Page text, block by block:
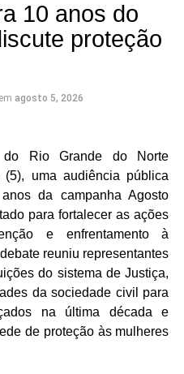
10 anos do
proteção
em agosto 5, 2026
do Rio Grande do Norte
(5), uma audiência pública
da campanha Agosto
para fortalecer as ações
e enfrentamento à
reuniu representantes
do sistema de Justiça,
da sociedade civil para
na última década e
de proteção às mulheres